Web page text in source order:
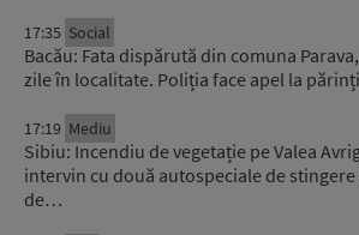
17:35 Social
Bacău: Fata dispărută din comuna
zile în localitate. Poliția face apel la
17:19 Mediu
Sibiu: Incendiu de vegetație pe Valea
intervin cu două autospeciale de
de…